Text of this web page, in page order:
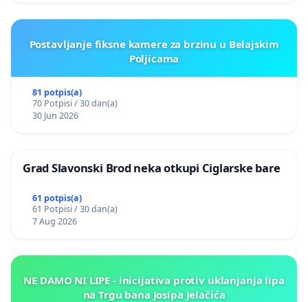
Postavljanje fiksne kamere za brzinu u Belajskim
Poljicama
81 potpis(a)
70 Potpisi / 30 dan(a)
30 Jun 2026
Grad Slavonski Brod neka otkupi Ciglarske bare
61 potpis(a)
61 Potpisi / 30 dan(a)
7 Aug 2026
NE DAMO NI LIPE - inicijativa protiv uklanjanja lipa
na Trgu bana Josipa Jelačića